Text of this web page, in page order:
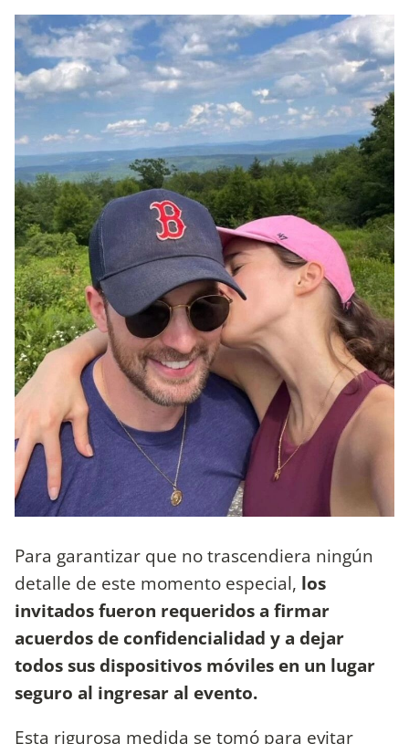
Para garantizar que no trascendiera ningún
detalle de este momento especial, los
invitados fueron requeridos a firmar
acuerdos de confidencialidad y a dejar
todos sus dispositivos móviles en un lugar
seguro al ingresar al evento.
Esta rigurosa medida se tomó para evitar